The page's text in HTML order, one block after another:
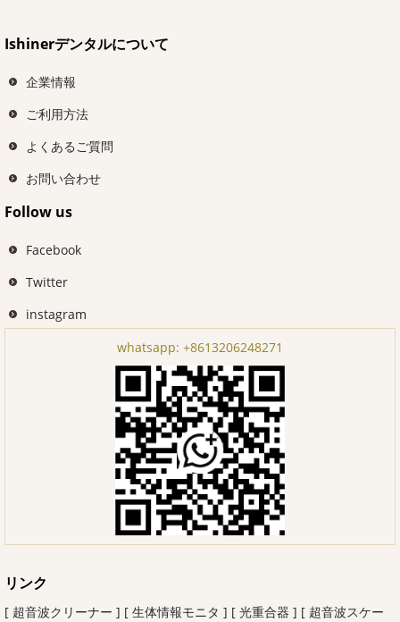
Ishinerデンタルについて
企業情報
ご利用方法
よくあるご質問
お問い合わせ
Follow us
Facebook
Twitter
instagram
whatsapp: +8613206248271
リンク
[ 超音波クリーナー ] [ 生体情報モニタ ] [ 光重合器 ] [ 超音波スケー